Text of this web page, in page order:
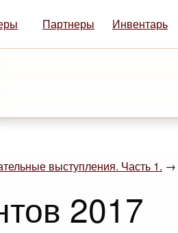
Партнеры Инвентарь
выступления. Часть 1. →
2017